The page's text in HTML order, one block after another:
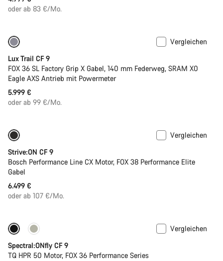
oder ab 83 €/Mo.
Vergleichen
Lux Trail CF 9
FOX 36 SL Factory Grip X Gabel, 140 mm Federweg, SRAM X0
Eagle AXS Antrieb mit Powermeter
5.999 €
oder ab 99 €/Mo.
Vergleichen
Strive:ON CF 9
Bosch Performance Line CX Motor, FOX 38 Performance Elite
Gabel
6.499 €
oder ab 107 €/Mo.
Nur verfügbar in L | XL
Vergleichen
Spectral:ONfly CF 9
TQ HPR 50 Motor, FOX 36 Performance Series